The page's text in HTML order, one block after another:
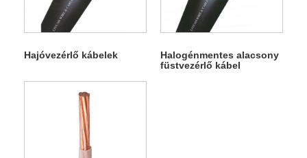
Hajóvezérlő kábelek
Halogénmentes alacsony
füstvezérlő kábel